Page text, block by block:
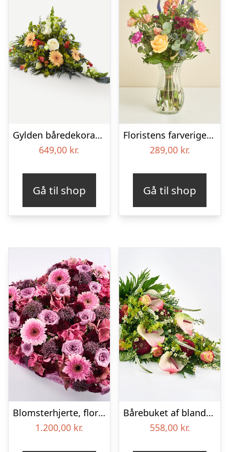
Gylden båredekoration
649,00 kr.
Gå til shop
Floristens farverige kondolencebuket
289,00 kr.
Gå til shop
Blomsterhjerte, floristens valg – Blomster til begravelse
1.200,00 kr.
Bårebuket af blandede blomster – Blomster til begravelse
558,00 kr.